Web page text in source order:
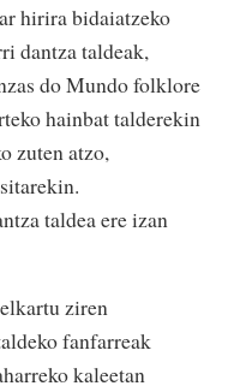
hirira bidaiatzeko
dantza taldeak,
do Mundo folklore
hainbat talderekin
zuten atzo,
taldea ere izan
ziren
fanfarreak
kaleetan